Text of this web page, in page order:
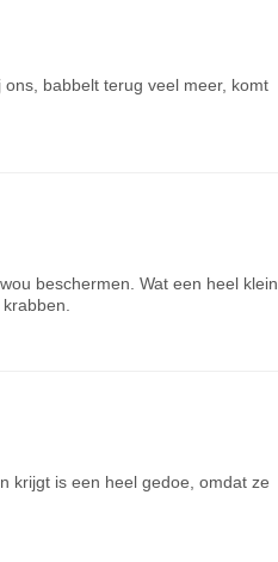
babbelt terug veel meer, komt
beschermen. Wat een heel klein
krijgt is een heel gedoe, omdat ze